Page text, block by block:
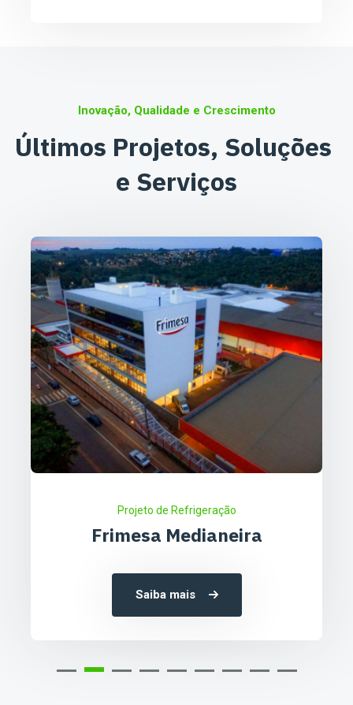
Inovação, Qualidade e Crescimento
Últimos Projetos, Soluções
e Serviços
Projeto de Refrigeração
Frimesa Medianeira
Saiba mais